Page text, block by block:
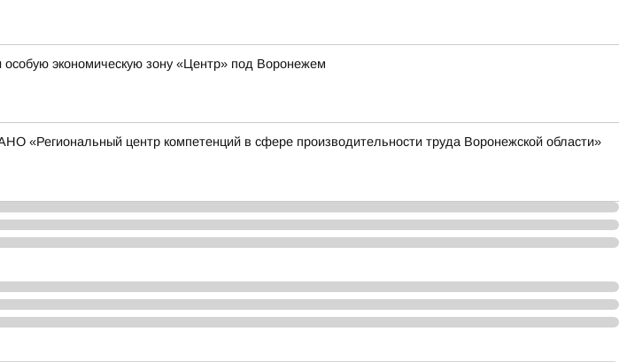
особую экономическую зону «Центр» под Воронежем
«Региональный центр компетенций в сфере производительности труда Воронежской области»